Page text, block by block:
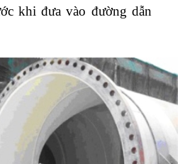
khi đưa vào đường dẫn